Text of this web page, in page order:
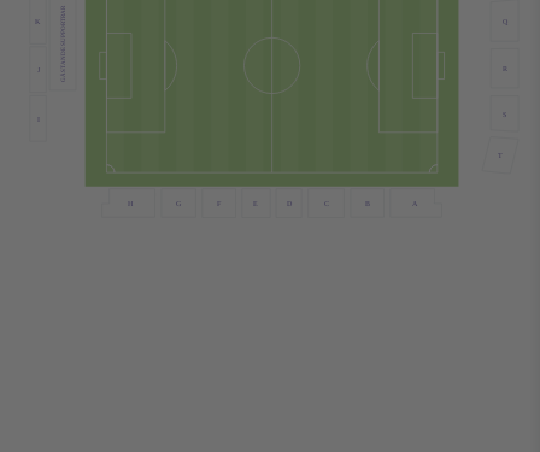
H G F E D C B A
T
S
R
Q
GÄSTANDE SUPPORTRAR
K
J